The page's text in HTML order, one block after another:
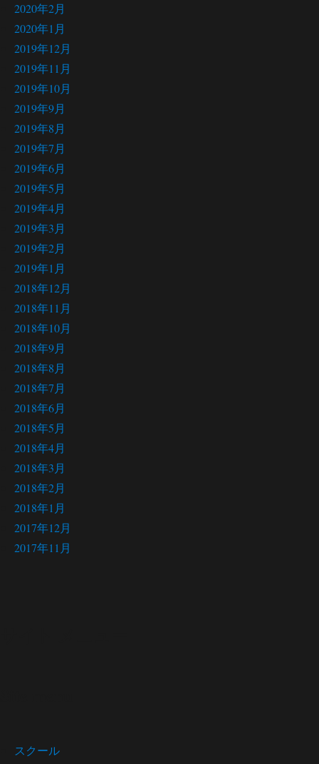
2020年2月
2020年1月
2019年12月
2019年11月
2019年10月
2019年9月
2019年8月
2019年7月
2019年6月
2019年5月
2019年4月
2019年3月
2019年2月
2019年1月
2018年12月
2018年11月
2018年10月
2018年9月
2018年8月
2018年7月
2018年6月
2018年5月
2018年4月
2018年3月
2018年2月
2018年1月
2017年12月
2017年11月
スクール